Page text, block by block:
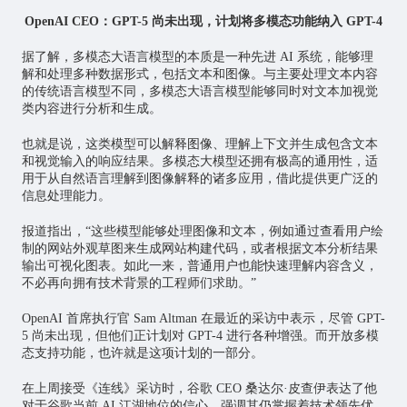
OpenAI CEO：GPT-5 尚未出现，计划将多模态功能纳入 GPT-4
据了解，多模态大语言模型的本质是一种先进 AI 系统，能够理
解和处理多种数据形式，包括文本和图像。与主要处理文本内容
的传统语言模型不同，多模态大语言模型能够同时对文本加视觉
类内容进行分析和生成。
也就是说，这类模型可以解释图像、理解上下文并生成包含文本
和视觉输入的响应结果。多模态大模型还拥有极高的通用性，适
用于从自然语言理解到图像解释的诸多应用，借此提供更广泛的
信息处理能力。
报道指出，“这些模型能够处理图像和文本，例如通过查看用户绘
制的网站外观草图来生成网站构建代码，或者根据文本分析结果
输出可视化图表。如此一来，普通用户也能快速理解内容含义，
不必再向拥有技术背景的工程师们求助。”
OpenAI 首席执行官 Sam Altman 在最近的采访中表示，尽管 GPT-
5 尚未出现，但他们正计划对 GPT-4 进行各种增强。而开放多模
态支持功能，也许就是这项计划的一部分。
在上周接受《连线》采访时，谷歌 CEO 桑达尔·皮查伊表达了他